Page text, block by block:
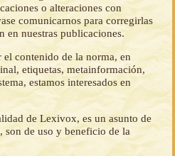
o alteraciones con
comunicarnos para corregirlas
en nuestras publicaciones.
el contenido de la norma, en
etiquetas, metainformación,
estamos interesados en
de Lexivox, es un asunto de
son de uso y beneficio de la